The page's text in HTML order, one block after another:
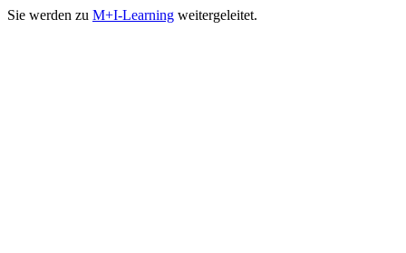
Sie werden zu M+I-Learning weitergeleitet.